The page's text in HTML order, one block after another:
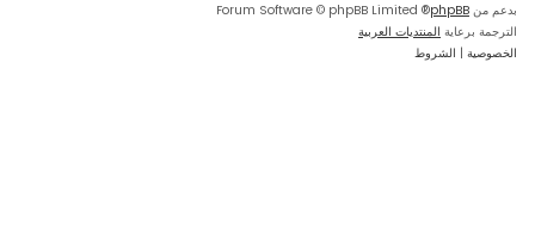
بدعم من phpBB
® Forum Software © phpBB Limited
الترجمة برعاية المنتديات العربية
الخصوصية | الشروط